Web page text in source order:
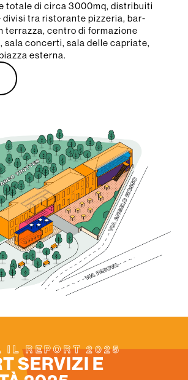
totale di circa 3000mq, distribuiti
divisi tra ristorante pizzeria, bar-
terrazza, centro di formazione
sala concerti, sala delle capriate,
esterna.
IL REPORT 2025
SERVIZI E